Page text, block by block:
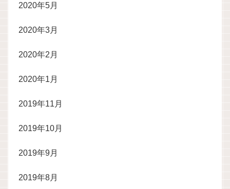
2020年5月
2020年3月
2020年2月
2020年1月
2019年11月
2019年10月
2019年9月
2019年8月